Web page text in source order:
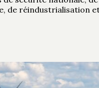
de réindustrialisation